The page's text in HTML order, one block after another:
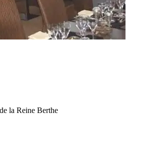
la Reine Berthe